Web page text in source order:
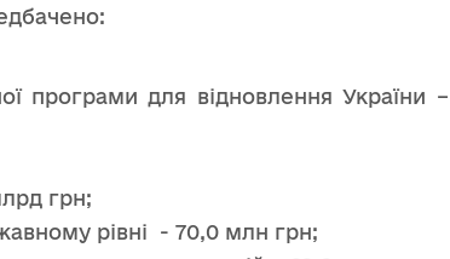
програми для відновлення України –
грн;
рівні - 70,0 млн грн;